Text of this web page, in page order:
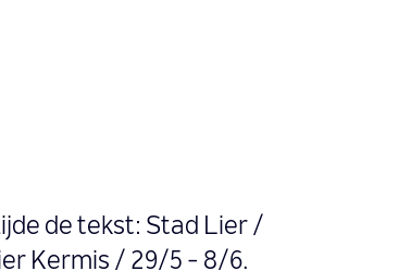
de tekst: Stad Lier /
Kermis / 29/5 - 8/6.